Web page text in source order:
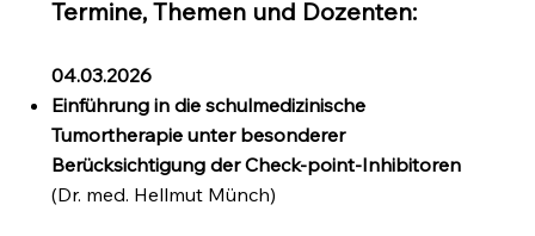
Termine, Themen und Dozenten:
04.03.2026
Einführung in die schulmedizinische
Tumortherapie unter besonderer
Berücksichtigung der Check-point-Inhibitoren
(Dr. med. Hellmut Münch)